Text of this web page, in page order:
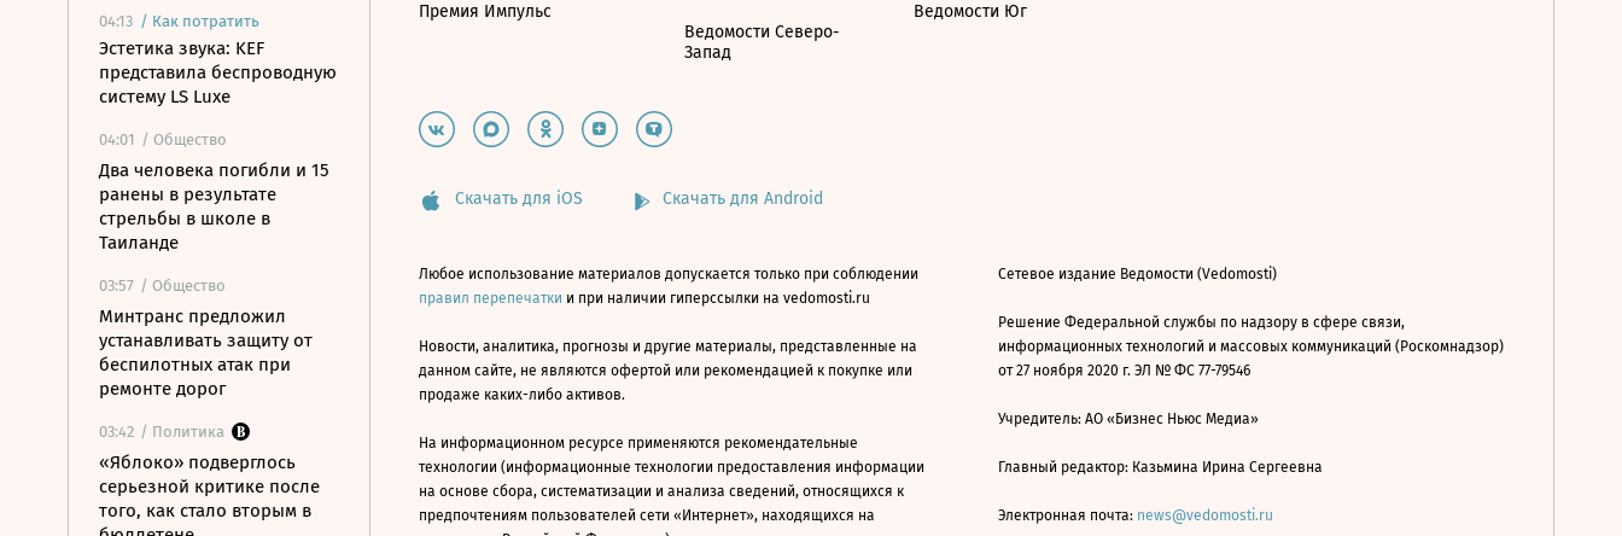
04:13 / Как потратить
Эстетика звука: KEF
представила беспроводную
систему LS Luxe
04:01 / Общество
Два человека погибли и 15
ранены в результате
стрельбы в школе в
Таиланде
03:57 / Общество
Минтранс предложил
устанавливать защиту от
беспилотных атак при
ремонте дорог
03:42 / Политика
«Яблоко» подверглось
серьезной критике после
того, как стало вторым в
Премия Импульс
Ведомости Северо-
Запад
Ведомости Юг
Скачать для iOS Скачать для Android
Любое использование материалов допускается только при соблюдении
правил перепечатки и при наличии гиперссылки на vedomosti.ru
Новости, аналитика, прогнозы и другие материалы, представленные на
данном сайте, не являются офертой или рекомендацией к покупке или
продаже каких-либо активов.
На информационном ресурсе применяются рекомендательные
технологии (информационные технологии предоставления информации
на основе сбора, систематизации и анализа сведений, относящихся к
предпочтениям пользователей сети «Интернет», находящихся на
Сетевое издание Ведомости (Vedomosti)
Решение Федеральной службы по надзору в сфере связи,
информационных технологий и массовых коммуникаций (Роскомнадзор)
от 27 ноября 2020 г. ЭЛ № ФС 77-79546
Учредитель: АО «Бизнес Ньюс Медиа»
Главный редактор: Казьмина Ирина Сергеевна
Электронная почта: news@vedomosti.ru